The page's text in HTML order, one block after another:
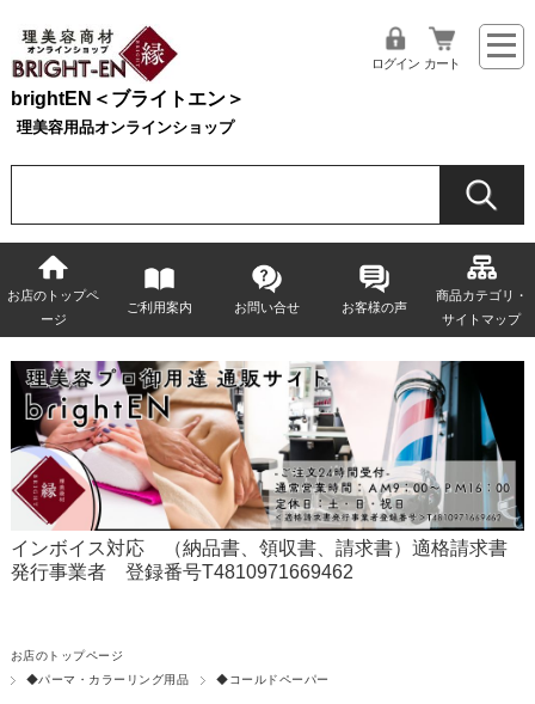
brightEN＜ブライトエン＞
理美容用品オンラインショップ
ログイン カート
お店のトップペ
ージ
ご利用案内 お問い合せ お客様の声
商品カテゴリ・
サイトマップ
インボイス対応 （納品書、領収書、請求書）適格請求書
発行事業者 登録番号T4810971669462
お店のトップページ
◆パーマ・カラーリング用品
◆コールドペーパー